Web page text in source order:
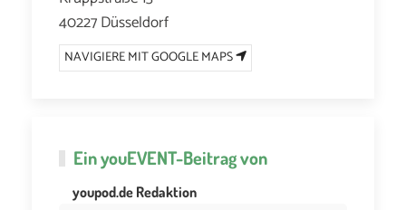
40227 Düsseldorf
NAVIGIERE MIT GOOGLE MAPS
EinyouEVENT-Beitrag von
youpod.de Redaktion